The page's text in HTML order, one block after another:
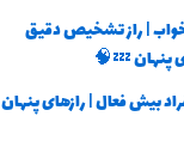
| راز تشخیص دقیق
پنهان 💤🧠
بیش فعال | رازهای پنهان